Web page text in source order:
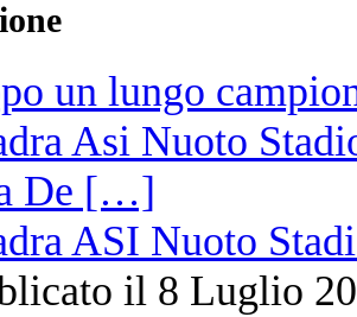
ASI Nuoto
il 8 Luglio